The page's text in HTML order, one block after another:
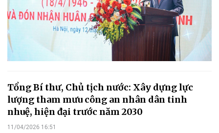
Tổng Bí thư, Chủ tịch nước: Xây dựng lực
lượng tham mưu công an nhân dân tinh
nhuệ, hiện đại trước năm 2030
11/04/2026 16:51